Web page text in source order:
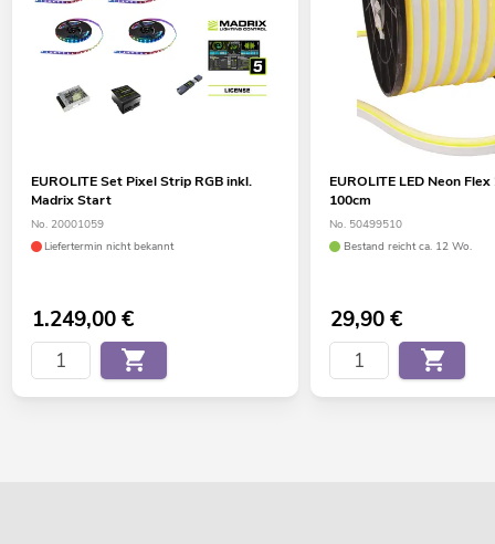
EUROLITE Set Pixel Strip RGB inkl.
Madrix Start
No. 20001059
Liefertermin nicht bekannt
1.249,00€
EUROLITE LED Neon
100cm
No. 50499510
Bestand reicht ca. 12 Wo.
29,90€